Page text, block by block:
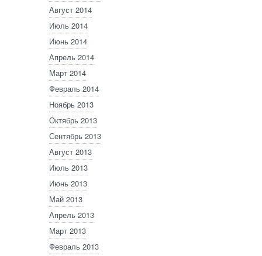
Август 2014
Июль 2014
Июнь 2014
Апрель 2014
Март 2014
Февраль 2014
Ноябрь 2013
Октябрь 2013
Сентябрь 2013
Август 2013
Июль 2013
Июнь 2013
Май 2013
Апрель 2013
Март 2013
Февраль 2013